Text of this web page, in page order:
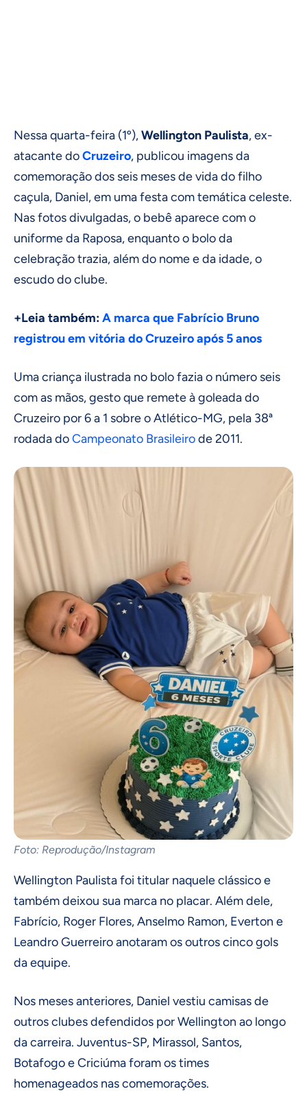
Nessa quarta-feira (1º),Wellington Paulista, ex-
atacante doCruzeiro, publicou imagens da
comemoração dos seis meses de vida do filho
caçula, Daniel, em uma festa com temática celeste.
Nas fotos divulgadas, o bebê aparece com o
uniforme da Raposa, enquanto o bolo da
celebração trazia, além do nome e da idade, o
escudo do clube.
+Leia também:A marca que Fabrício Bruno
registrou em vitória do Cruzeiro após 5 anos
Uma criança ilustrada no bolo fazia o número seis
com as mãos, gesto que remete à goleada do
Cruzeiro por 6 a 1 sobre o Atlético-MG, pela 38ª
rodada doCampeonato Brasileirode 2011.
Foto: Reprodução/Instagram
Wellington Paulista foi titular naquele clássico e
também deixou sua marca no placar. Além dele,
Fabrício, Roger Flores, Anselmo Ramon, Everton e
Leandro Guerreiro anotaram os outros cinco gols
da equipe.
Nos meses anteriores, Daniel vestiu camisas de
outros clubes defendidos por Wellington ao longo
da carreira. Juventus-SP, Mirassol, Santos,
Botafogo e Criciúma foram os times
homenageados nas comemorações.